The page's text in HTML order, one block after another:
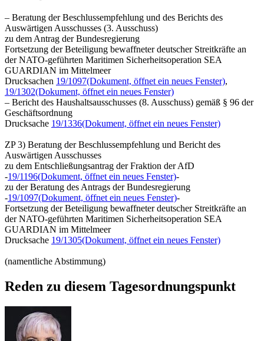
– Beratung der Beschlussempfehlung und des Berichts des
Auswärtigen Ausschusses (3. Ausschuss)
zu dem Antrag der Bundesregierung
Fortsetzung der Beteiligung bewaffneter deutscher Streitkräfte an
der NATO-geführten Maritimen Sicherheitsoperation SEA
GUARDIAN im Mittelmeer
Drucksachen 19/1097(Dokument, öffnet ein neues Fenster),
19/1302(Dokument, öffnet ein neues Fenster)
– Bericht des Haushaltsausschusses (8. Ausschuss) gemäß § 96 der
Geschäftsordnung
Drucksache 19/1336(Dokument, öffnet ein neues Fenster)
ZP 3) Beratung der Beschlussempfehlung und Bericht des
Auswärtigen Ausschusses
zu dem Entschließungsantrag der Fraktion der AfD
-19/1196(Dokument, öffnet ein neues Fenster)-
zu der Beratung des Antrags der Bundesregierung
-19/1097(Dokument, öffnet ein neues Fenster)-
Fortsetzung der Beteiligung bewaffneter deutscher Streitkräfte an
der NATO-geführten Maritimen Sicherheitsoperation SEA
GUARDIAN im Mittelmeer
Drucksache 19/1305(Dokument, öffnet ein neues Fenster)
(namentliche Abstimmung)
Reden zu diesem Tagesordnungspunkt